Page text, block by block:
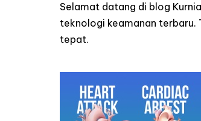
Selamat datang di blog
teknologi keamanan terbaru.
tepat.